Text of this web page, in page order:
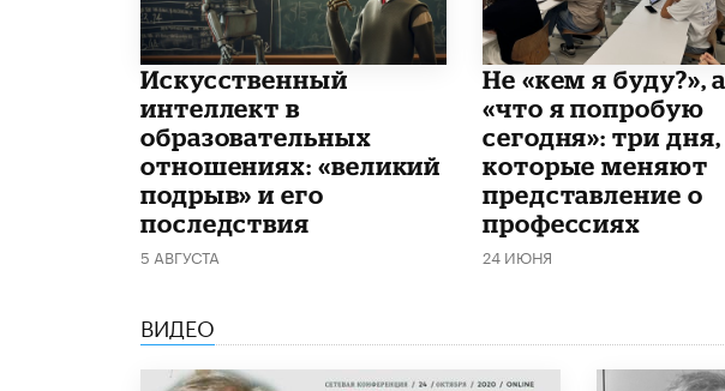
​Искусственный
интеллект в
образовательных
отношениях: «великий
подрыв» и его
последствия
5 АВГУСТА
Не «кем я буду?», а
«что я попробую
сегодня»: три дня,
которые меняют
представление о
профессиях
24 ИЮНЯ
ВИДЕО